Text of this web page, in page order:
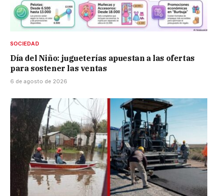
SOCIEDAD
Día del Niño: jugueterías apuestan a las ofertas
para sostener las ventas
6 de agosto de 2026